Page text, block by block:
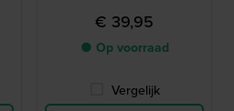
€ 39,95
● Op voorraad
Vergelijk